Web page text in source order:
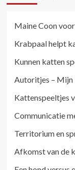
Maine Coon
Krabpaal helpt
Kunnen katten
Autoritjes – Mijn
Kattenspeeltjes
Communicatie
Territorium en
Afkomst van de